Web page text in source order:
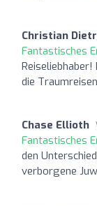
Christian
Fantastisches
die
Chase Ellioth
Fantastisches
den
verborgene